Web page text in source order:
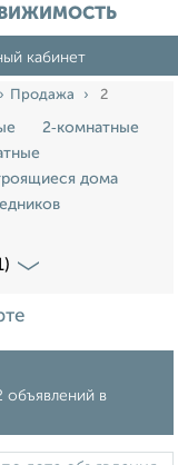
кабинет
Продажа 2
2‑комнатные
дома
объявлений в